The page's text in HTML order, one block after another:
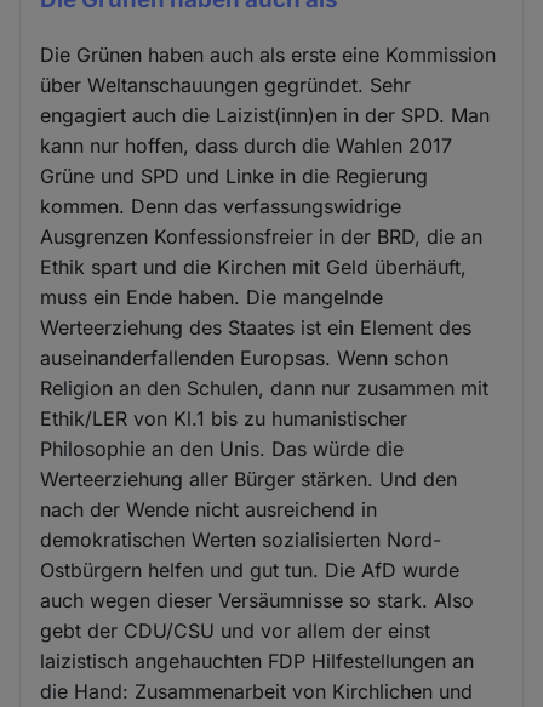
Die Grünen haben auch als erste eine Kommission
über Weltanschauungen gegründet. Sehr
engagiert auch die Laizist(inn)en in der SPD. Man
kann nur hoffen, dass durch die Wahlen 2017
Grüne und SPD und Linke in die Regierung
kommen. Denn das verfassungswidrige
Ausgrenzen Konfessionsfreier in der BRD, die an
Ethik spart und die Kirchen mit Geld überhäuft,
muss ein Ende haben. Die mangelnde
Werteerziehung des Staates ist ein Element des
auseinanderfallenden Europsas. Wenn schon
Religion an den Schulen, dann nur zusammen mit
Ethik/LER von Kl.1 bis zu humanistischer
Philosophie an den Unis. Das würde die
Werteerziehung aller Bürger stärken. Und den
nach der Wende nicht ausreichend in
demokratischen Werten sozialisierten Nord-
Ostbürgern helfen und gut tun. Die AfD wurde
auch wegen dieser Versäumnisse so stark. Also
gebt der CDU/CSU und vor allem der einst
laizistisch angehauchten FDP Hilfestellungen an
die Hand: Zusammenarbeit von Kirchlichen und